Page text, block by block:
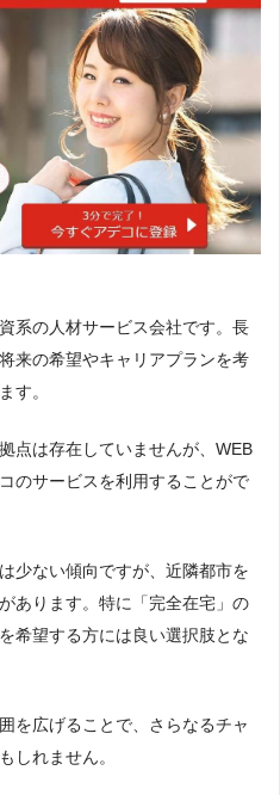
系の人材サービス会社です。長
来の希望やキャリアプランを考
す。
点は存在していませんが、WEB
のサービスを利用することがで
少ない傾向ですが、近隣都市を
あります。特に「完全在宅」の
希望する方には良い選択肢とな
を広げることで、さらなるチャ
しれません。